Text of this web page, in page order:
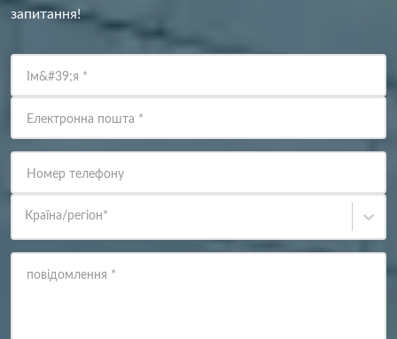
запитання!
Ім&#39;я *
Електронна пошта *
Номер телефону
Країна/регіон*
повідомлення *